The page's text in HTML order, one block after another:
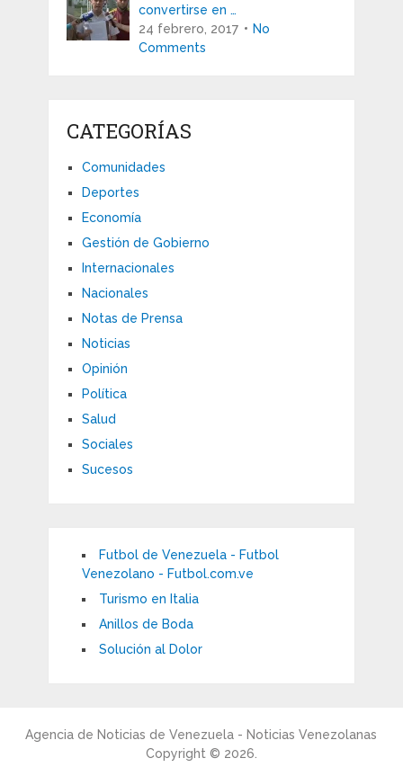
convertirse en …
24 febrero, 2017
No
Comments
CATEGORÍAS
Comunidades
Deportes
Economía
Gestión de Gobierno
Internacionales
Nacionales
Notas de Prensa
Noticias
Opinión
Política
Salud
Sociales
Sucesos
Futbol de Venezuela - Futbol
Venezolano - Futbol.com.ve
Turismo en Italia
Anillos de Boda
Solución al Dolor
Agencia de Noticias de Venezuela - Noticias Venezolanas
Copyright © 2026.